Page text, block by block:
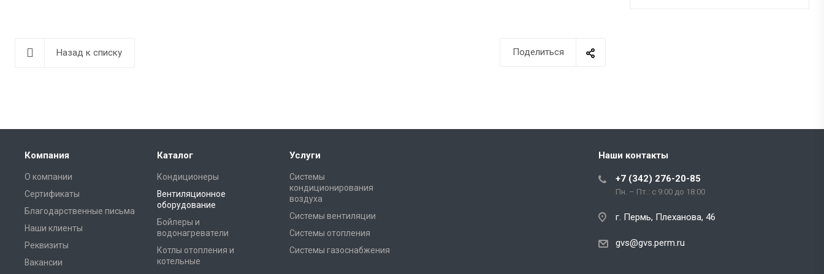
Поделиться
Назад к списку
Компания
О компании
Сертификаты
Благодарственные письма
Наши клиенты
Реквизиты
Вакансии
Каталог
Кондиционеры
Вентиляционное
оборудование
Бойлеры и
водонагреватели
Котлы отопления и
котельные
Услуги
Системы
кондиционирования
воздуха
Системы вентиляции
Системы отопления
Системы газоснабжения
Наши контакты
+7 (342) 276-20-85
Пн. – Пт.: с 9:00 до 18:00
г. Пермь, Плеханова, 46
gvs@gvs.perm.ru